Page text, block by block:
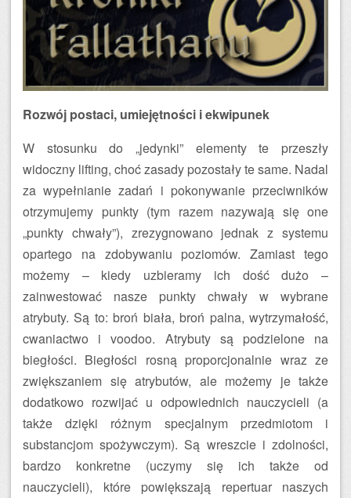
Rozwój postaci, umiejętności i ekwipunek
W stosunku do „jedynki” elementy te przeszły
widoczny lifting, choć zasady pozostały te same. Nadal
za wypełnianie zadań i pokonywanie przeciwników
otrzymujemy punkty (tym razem nazywają się one
„punkty chwały”), zrezygnowano jednak z systemu
opartego na zdobywaniu poziomów. Zamiast tego
możemy – kiedy uzbieramy ich dość dużo –
zainwestować nasze punkty chwały w wybrane
atrybuty. Są to: broń biała, broń palna, wytrzymałość,
cwaniactwo i voodoo. Atrybuty są podzielone na
biegłości. Biegłości rosną proporcjonalnie wraz ze
zwiększaniem się atrybutów, ale możemy je także
dodatkowo rozwijać u odpowiednich nauczycieli (a
także dzięki różnym specjalnym przedmiotom i
substancjom spożywczym). Są wreszcie i zdolności,
bardzo konkretne (uczymy się ich także od
nauczycieli), które powiększają repertuar naszych